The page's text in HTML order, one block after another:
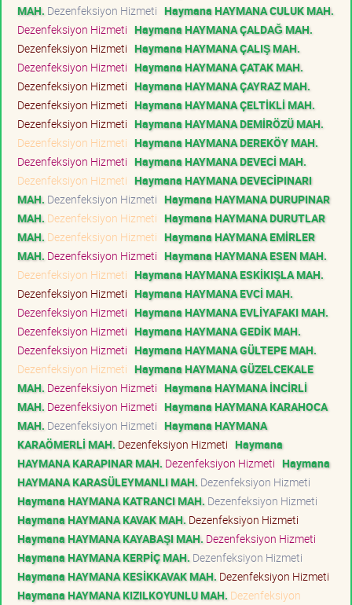
MAH. Dezenfeksiyon Hizmeti Haymana HAYMANA CULUK MAH.
Dezenfeksiyon Hizmeti Haymana HAYMANA ÇALDAĞ MAH.
Dezenfeksiyon Hizmeti Haymana HAYMANA ÇALIŞ MAH.
Dezenfeksiyon Hizmeti Haymana HAYMANA ÇATAK MAH.
Dezenfeksiyon Hizmeti Haymana HAYMANA ÇAYRAZ MAH.
Dezenfeksiyon Hizmeti Haymana HAYMANA ÇELTİKLİ MAH.
Dezenfeksiyon Hizmeti Haymana HAYMANA DEMİRÖZÜ MAH.
Dezenfeksiyon Hizmeti Haymana HAYMANA DEREKÖY MAH.
Dezenfeksiyon Hizmeti Haymana HAYMANA DEVECİ MAH.
Dezenfeksiyon Hizmeti Haymana HAYMANA DEVECİPINARI
MAH. Dezenfeksiyon Hizmeti Haymana HAYMANA DURUPINAR
MAH. Dezenfeksiyon Hizmeti Haymana HAYMANA DURUTLAR
MAH. Dezenfeksiyon Hizmeti Haymana HAYMANA EMİRLER
MAH. Dezenfeksiyon Hizmeti Haymana HAYMANA ESEN MAH.
Dezenfeksiyon Hizmeti Haymana HAYMANA ESKİKIŞLA MAH.
Dezenfeksiyon Hizmeti Haymana HAYMANA EVCİ MAH.
Dezenfeksiyon Hizmeti Haymana HAYMANA EVLİYAFAKI MAH.
Dezenfeksiyon Hizmeti Haymana HAYMANA GEDİK MAH.
Dezenfeksiyon Hizmeti Haymana HAYMANA GÜLTEPE MAH.
Dezenfeksiyon Hizmeti Haymana HAYMANA GÜZELCEKALE
MAH. Dezenfeksiyon Hizmeti Haymana HAYMANA İNCİRLİ
MAH. Dezenfeksiyon Hizmeti Haymana HAYMANA KARAHOCA
MAH. Dezenfeksiyon Hizmeti Haymana HAYMANA
KARAÖMERLİ MAH. Dezenfeksiyon Hizmeti Haymana
HAYMANA KARAPINAR MAH. Dezenfeksiyon Hizmeti Haymana
HAYMANA KARASÜLEYMANLI MAH. Dezenfeksiyon Hizmeti
Haymana HAYMANA KATRANCI MAH. Dezenfeksiyon Hizmeti
Haymana HAYMANA KAVAK MAH. Dezenfeksiyon Hizmeti
Haymana HAYMANA KAYABAŞI MAH. Dezenfeksiyon Hizmeti
Haymana HAYMANA KERPİÇ MAH. Dezenfeksiyon Hizmeti
Haymana HAYMANA KESİKKAVAK MAH. Dezenfeksiyon Hizmeti
Haymana HAYMANA KIZILKOYUNLU MAH. Dezenfeksiyon